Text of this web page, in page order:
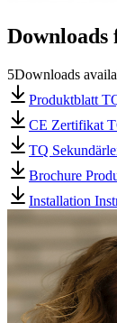
Downloads
5Downloads
Produktblatt
CE Zertifikat
TQ
Brochure
Installation